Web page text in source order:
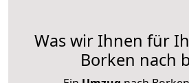
Was wir Ihnen für
Borken nach